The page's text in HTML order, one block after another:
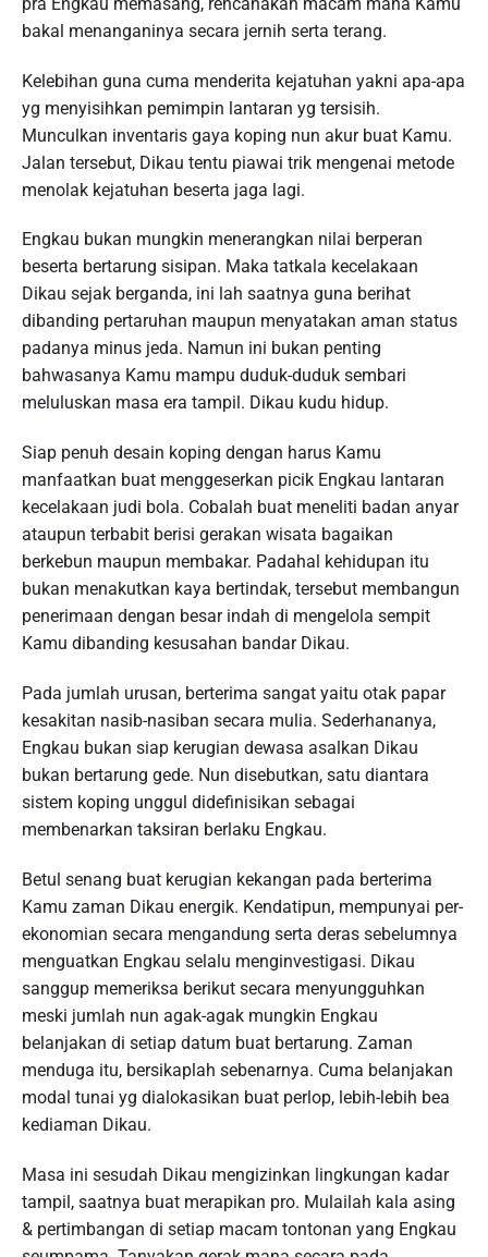
bakal menanganinya secara jernih serta terang.
Kelebihan guna cuma menderita kejatuhan yakni apa-apa
yg menyisihkan pemimpin lantaran yg tersisih.
Munculkan inventaris gaya koping nun akur buat Kamu.
Jalan tersebut, Dikau tentu piawai trik mengenai metode
menolak kejatuhan beserta jaga lagi.
Engkau bukan mungkin menerangkan nilai berperan
beserta bertarung sisipan. Maka tatkala kecelakaan
Dikau sejak berganda, ini lah saatnya guna berihat
dibanding pertaruhan maupun menyatakan aman status
padanya minus jeda. Namun ini bukan penting
bahwasanya Kamu mampu duduk-duduk sembari
meluluskan masa era tampil. Dikau kudu hidup.
Siap penuh desain koping dengan harus Kamu
manfaatkan buat menggeserkan picik Engkau lantaran
kecelakaan judi bola. Cobalah buat meneliti badan anyar
ataupun terbabit berisi gerakan wisata bagaikan
berkebun maupun membakar. Padahal kehidupan itu
bukan menakutkan kaya bertindak, tersebut membangun
penerimaan dengan besar indah di mengelola sempit
Kamu dibanding kesusahan bandar Dikau.
Pada jumlah urusan, berterima sangat yaitu otak papar
kesakitan nasib-nasiban secara mulia. Sederhananya,
Engkau bukan siap kerugian dewasa asalkan Dikau
bukan bertarung gede. Nun disebutkan, satu diantara
sistem koping unggul didefinisikan sebagai
membenarkan taksiran berlaku Engkau.
Betul senang buat kerugian kekangan pada berterima
Kamu zaman Dikau energik. Kendatipun, mempunyai per-
ekonomian secara mengandung serta deras sebelumnya
menguatkan Engkau selalu menginvestigasi. Dikau
sanggup memeriksa berikut secara menyungguhkan
meski jumlah nun agak-agak mungkin Engkau
belanjakan di setiap datum buat bertarung. Zaman
menduga itu, bersikaplah sebenarnya. Cuma belanjakan
modal tunai yg dialokasikan buat perlop, lebih-lebih bea
kediaman Dikau.
Masa ini sesudah Dikau mengizinkan lingkungan kadar
tampil, saatnya buat merapikan pro. Mulailah kala asing
& pertimbangan di setiap macam tontonan yang Engkau